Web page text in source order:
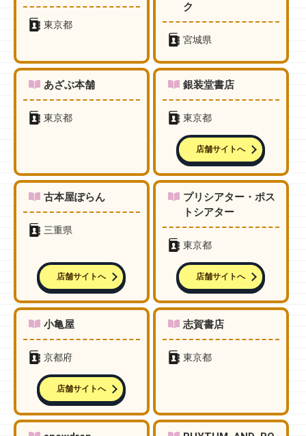
東京都
ク
宮城県
あざぶ本舗
東京都
銀装堂書店
東京都
店舗サイトへ
古本屋ぽらん
三重県
店舗サイトへ
プリシアター・ポス
トシアター
東京都
店舗サイトへ
小亀屋
京都府
店舗サイトへ
志賀書店
東京都